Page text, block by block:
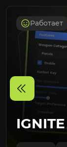
Chest —
Visuals
Visible
Box —
Fill Box —
Bone —
Names —
Distance —
Weapons
Levels —
Kills —
Работает
IGNITE